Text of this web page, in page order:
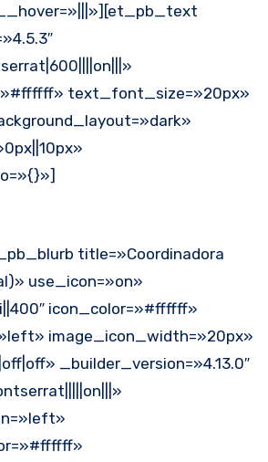
text_font_size=»20px»
title=»Coordinadora
use_icon=»on»
icon_color=»#ffffff»
image_icon_width=»20px»
_builder_version=»4.13.0″